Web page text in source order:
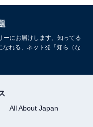
ーにお届けします。知ってる
れる、ネット発「知ら（な
All About Japan